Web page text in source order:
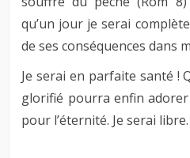
qu’un jour je serai
de ses conséquences dans
Je serai en parfaite santé !
glorifié pourra enfin
pour l’éternité. Je serai libre.